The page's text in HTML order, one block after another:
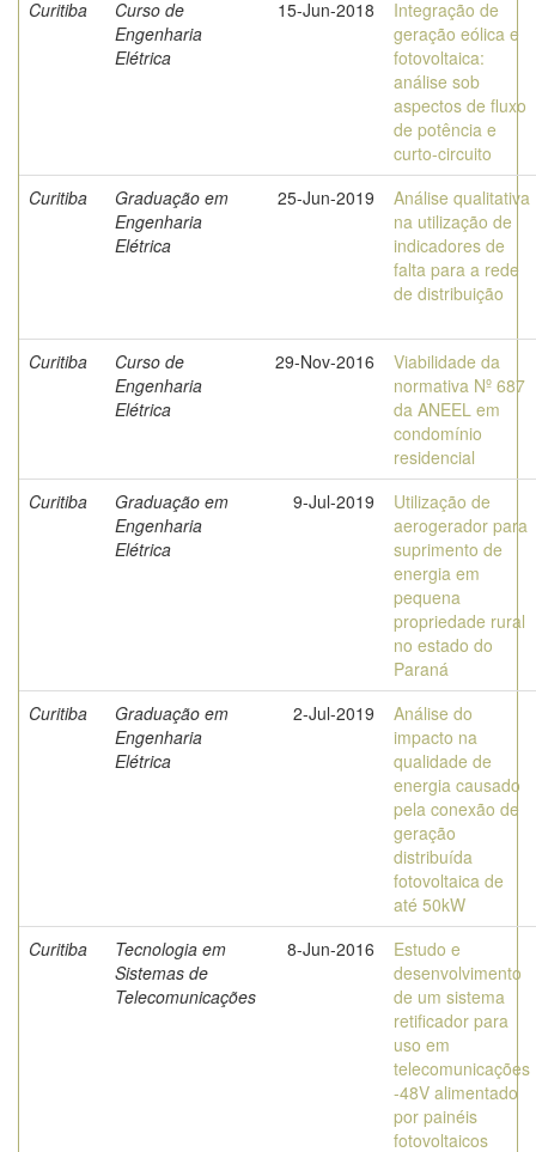
Curitiba
Curso de
Engenharia
Elétrica
15-Jun-2018
Integração de
geração eólica e
fotovoltaica:
análise sob
aspectos de fluxo
de potência e
curto-circuito
Curitiba
Graduação em
Engenharia
Elétrica
25-Jun-2019
Análise qualitativa
na utilização de
indicadores de
falta para a rede
de distribuição
Curitiba
Curso de
Engenharia
Elétrica
29-Nov-2016
Viabilidade da
normativa Nº 687
da ANEEL em
condomínio
residencial
Curitiba
Graduação em
Engenharia
Elétrica
9-Jul-2019
Utilização de
aerogerador para
suprimento de
energia em
pequena
propriedade rural
no estado do
Paraná
Curitiba
Graduação em
Engenharia
Elétrica
2-Jul-2019
Análise do
impacto na
qualidade de
energia causado
pela conexão de
geração
distribuída
fotovoltaica de
até 50kW
Curitiba
Tecnologia em
Sistemas de
Telecomunicações
8-Jun-2016
Estudo e
desenvolvimento
de um sistema
retificador para
uso em
telecomunicações
-48V alimentado
por painéis
fotovoltaicos